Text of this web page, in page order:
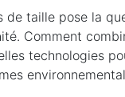
de taille pose la
Comment
technologies